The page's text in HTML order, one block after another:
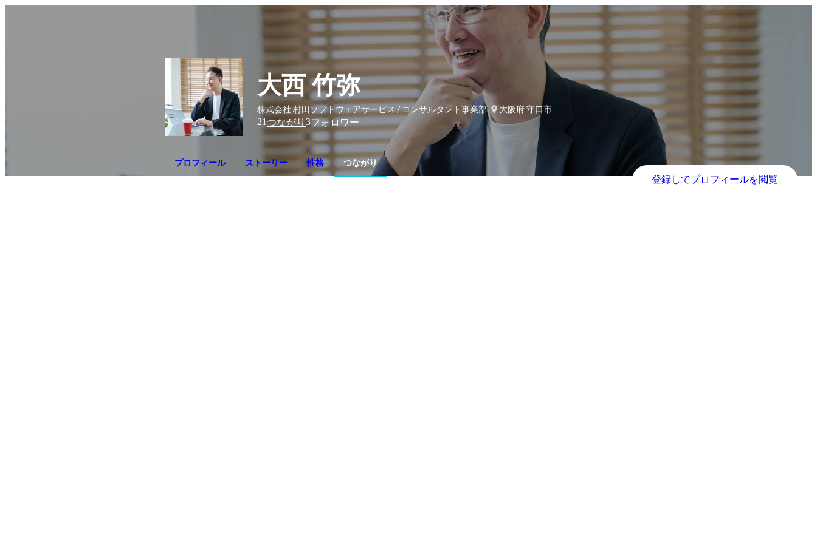
大西 竹弥
株式会社 村田ソフトウェアサービス / コンサルタント事業部
大阪府 守口市
21つながり 3フォロワー
プロフィール ストーリー 性格 つながり
登録してプロフィールを閲覧